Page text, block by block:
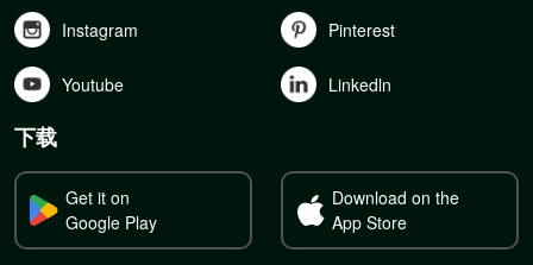
Instagram Pinterest
Youtube Linkedln
下载
Get it on
Google Play
Download on the
App Store